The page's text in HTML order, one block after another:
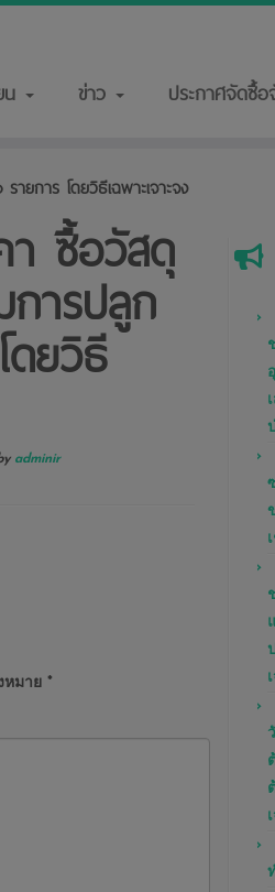
น ข่าว ประกาศจัดซื้
ยการ โดยวิธีเฉพาะเจาะจง
า ซื้อวัสดุ
การปลูก
ยวิธี
adminir
หมาย *